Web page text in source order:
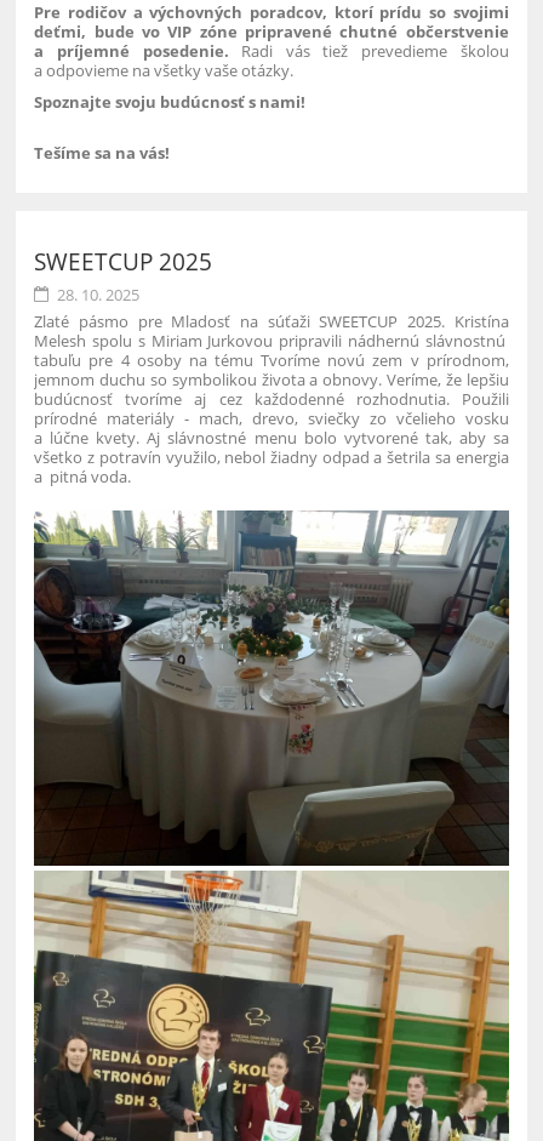
Pre rodičov a výchovných poradcov, ktorí prídu so svojimi
deťmi, bude vo VIP zóne pripravené chutné občerstvenie
a príjemné posedenie. Radi vás tiež prevedieme školou
a odpovieme na všetky vaše otázky.
Spoznajte svoju budúcnosť s nami!
Tešíme sa na vás!
SWEETCUP 2025
28. 10. 2025
Zlaté pásmo pre Mladosť na súťaži SWEETCUP 2025. Kristína
Melesh spolu s Miriam Jurkovou pripravili nádhernú slávnostnú
tabuľu pre 4 osoby na tému Tvoríme novú zem v prírodnom,
jemnom duchu so symbolikou života a obnovy. Veríme, že lepšiu
budúcnosť tvoríme aj cez každodenné rozhodnutia. Použili
prírodné materiály - mach, drevo, sviečky zo včelieho vosku
a lúčne kvety. Aj slávnostné menu bolo vytvorené tak, aby sa
všetko z potravín využilo, nebol žiadny odpad a šetrila sa energia
a pitná voda.